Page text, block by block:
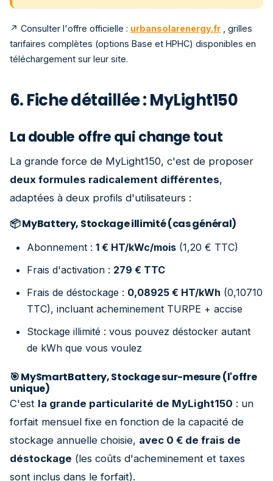
↗ Consulter l'offre officielle : urbansolarenergy.fr , grilles
tarifaires complètes (options Base et HPHC) disponibles en
téléchargement sur leur site.
6. Fiche détaillée : MyLight150
La double offre qui change tout
La grande force de MyLight150, c'est de proposer
deux formules radicalement différentes,
adaptées à deux profils d'utilisateurs :
📦 MyBattery, Stockage illimité (cas général)
Abonnement : 1 € HT/kWc/mois (1,20 € TTC)
Frais d'activation : 279 € TTC
Frais de déstockage : 0,08925 € HT/kWh (0,10710
TTC), incluant acheminement TURPE + accise
Stockage illimité : vous pouvez déstocker autant
de kWh que vous voulez
🎯 MySmartBattery, Stockage sur-mesure (l'offre
unique)
C'est la grande particularité de MyLight150 : un
forfait mensuel fixe en fonction de la capacité de
stockage annuelle choisie, avec 0 € de frais de
déstockage (les coûts d'acheminement et taxes
sont inclus dans le forfait).